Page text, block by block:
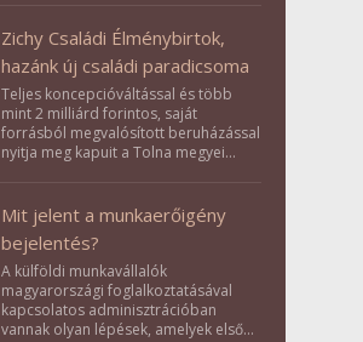
Zichy Családi Élménybirtok,
hazánk új családi paradicsoma
Teljes koncepcióváltással és több
mint 2 milliárd forintos, saját
forrásból megvalósított beruházással
nyitja meg kapuit a Tolna megyei
Mit jelent a munkaerőigény
bejelentés?
A külföldi munkavállalók
magyarországi foglalkoztatásával
kapcsolatos adminisztrációban
vannak olyan lépések, amelyek első